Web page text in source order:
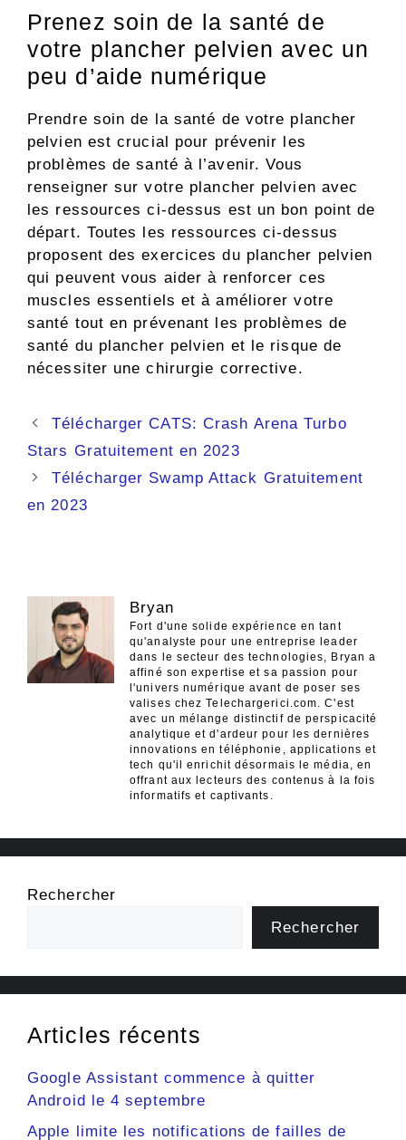
Prenez soin de la santé de
votre plancher pelvien avec un
peu d’aide numérique
Prendre soin de la santé de votre plancher
pelvien est crucial pour prévenir les
problèmes de santé à l’avenir. Vous
renseigner sur votre plancher pelvien avec
les ressources ci-dessus est un bon point de
départ. Toutes les ressources ci-dessus
proposent des exercices du plancher pelvien
qui peuvent vous aider à renforcer ces
muscles essentiels et à améliorer votre
santé tout en prévenant les problèmes de
santé du plancher pelvien et le risque de
nécessiter une chirurgie corrective.
Navigation
des
Télécharger CATS: Crash Arena Turbo
Stars Gratuitement en 2023
Télécharger Swamp Attack Gratuitement
en 2023
Bryan
Fort d'une solide expérience en tant
qu'analyste pour une entreprise leader
dans le secteur des technologies, Bryan a
affiné son expertise et sa passion pour
l'univers numérique avant de poser ses
valises chez Telechargerici.com. C'est
avec un mélange distinctif de perspicacité
analytique et d'ardeur pour les dernières
innovations en téléphonie, applications et
tech qu'il enrichit désormais le média, en
offrant aux lecteurs des contenus à la fois
informatifs et captivants.
Rechercher
Rechercher
Articles récents
Google Assistant commence à quitter
Android le 4 septembre
Apple limite les notifications de failles de